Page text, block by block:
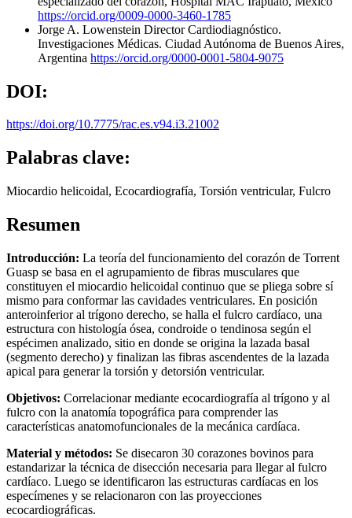
https://orcid.org/0009-0000-3460-1785
Jorge A. Lowenstein Director Cardiodiagnóstico.
Investigaciones Médicas. Ciudad Autónoma de Buenos Aires,
Argentina https://orcid.org/0000-0001-5804-9075
DOI:
https://doi.org/10.7775/rac.es.v94.i3.21002
Palabras clave:
Miocardio helicoidal, Ecocardiografía, Torsión ventricular, Fulcro
Resumen
Introducción: La teoría del funcionamiento del corazón de Torrent
Guasp se basa en el agrupamiento de fibras musculares que
constituyen el miocardio helicoidal continuo que se pliega sobre sí
mismo para conformar las cavidades ventriculares. En posición
anteroinferior al trígono derecho, se halla el fulcro cardíaco, una
estructura con histología ósea, condroide o tendinosa según el
espécimen analizado, sitio en donde se origina la lazada basal
(segmento derecho) y finalizan las fibras ascendentes de la lazada
apical para generar la torsión y detorsión ventricular.
Objetivos: Correlacionar mediante ecocardiografía al trígono y al
fulcro con la anatomía topográfica para comprender las
características anatomofuncionales de la mecánica cardíaca.
Material y métodos: Se disecaron 30 corazones bovinos para
estandarizar la técnica de disección necesaria para llegar al fulcro
cardíaco. Luego se identificaron las estructuras cardíacas en los
especímenes y se relacionaron con las proyecciones
ecocardiográficas.